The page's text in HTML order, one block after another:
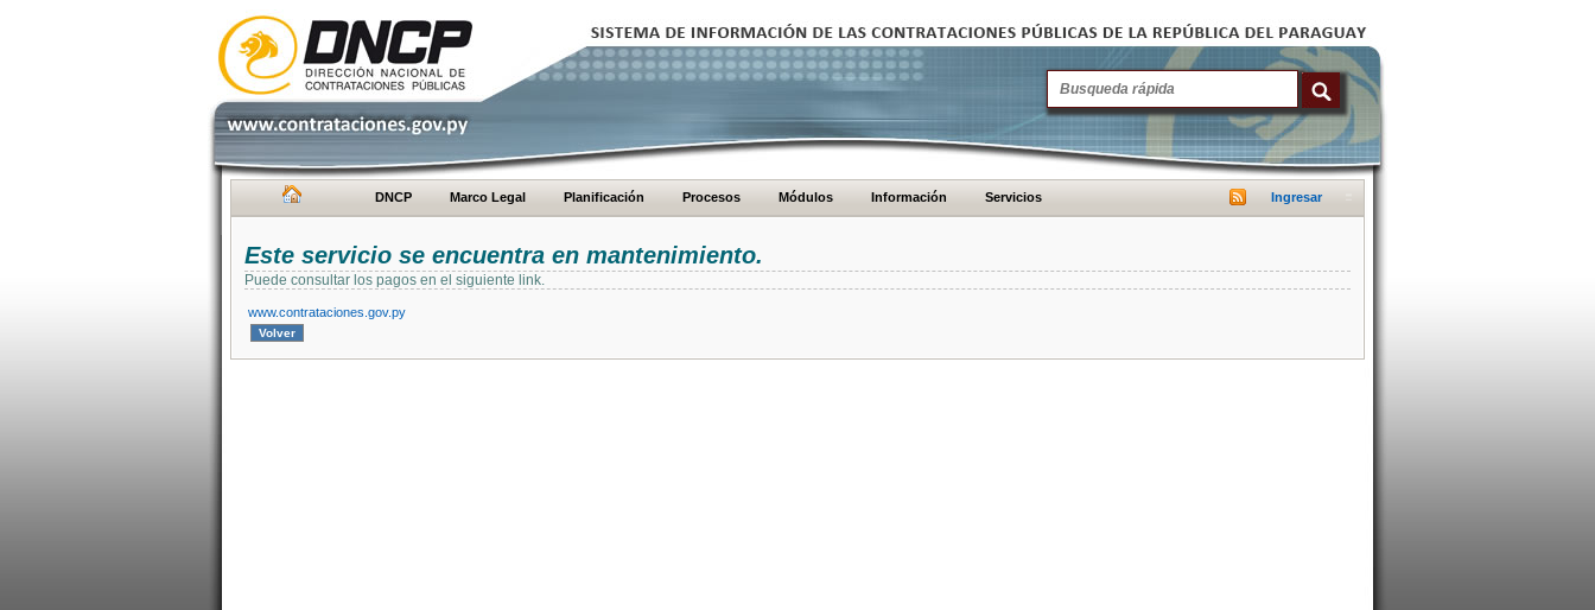
DNCP Marco Legal Planificación Procesos Módulos Información Servicios Ingresar
Este servicio se encuentra en mantenimiento.
Puede consultar los pagos en el siguiente link.
www.contrataciones.gov.py